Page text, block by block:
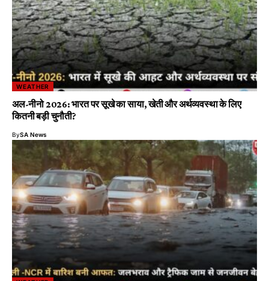
WEATHER
अल-नीनो 2026: भारत पर सूखे का साया, खेती और अर्थव्यवस्था के लिए
कितनी बड़ी चुनौती?
BySA News